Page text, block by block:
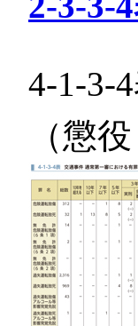
4-1-3-
（懲